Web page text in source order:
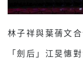
林子祥與葉蒨文
「劍后」江旻憓